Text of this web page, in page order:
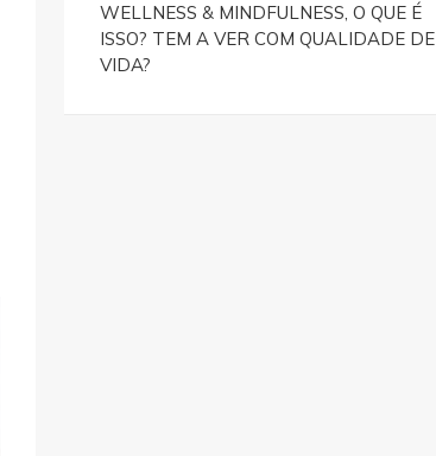
WELLNESS & MINDFULNESS, O QUE É
ISSO? TEM A VER COM QUALIDADE DE
VIDA?